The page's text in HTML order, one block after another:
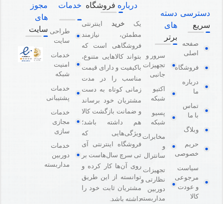
دسترسی
سریع
صفحه
اصلی
فروشگاه
درباره
ما
تماس
با ما
وبلاگ
حریم
خصوصی
سیاست
مرجوعی
و عودت
کالا
دسته
های
برتر
سرور و
تجهیزات
جانبی
اکتیو
شبکه
پسیو
شبکه
مخابرات
و
سانترال
تجهیزات
نظارتی و
دوربین
مداربسته
درباره فروشگاه
یک خرید اینترنتی
مطمئن، نیازمند
فروشگاهی است که
بتواند کالاهایی متنوع،
باکیفیت و دارای قیمت
مناسب را در مدت
زمانی کوتاه به دست
مشتریان خود برساند
و ضمانت بازگشت کالا
هم داشته باشد؛
ویژگی‌هایی که
فروشگاه اینترنتی آی
تی سرچ سال‌هاست بر
روی آن‌ها کار کرده و
توانسته از این طریق
مشتریان ثابت خود را
داشته باشد.
خدمات
طراحی
سایت
خدمات
امنیت
شبکه
خدمات
پشتیبانی
خدمات
مجازی
سازی
خدمات
دوربین
مداربسته
مجوز
های
سایت